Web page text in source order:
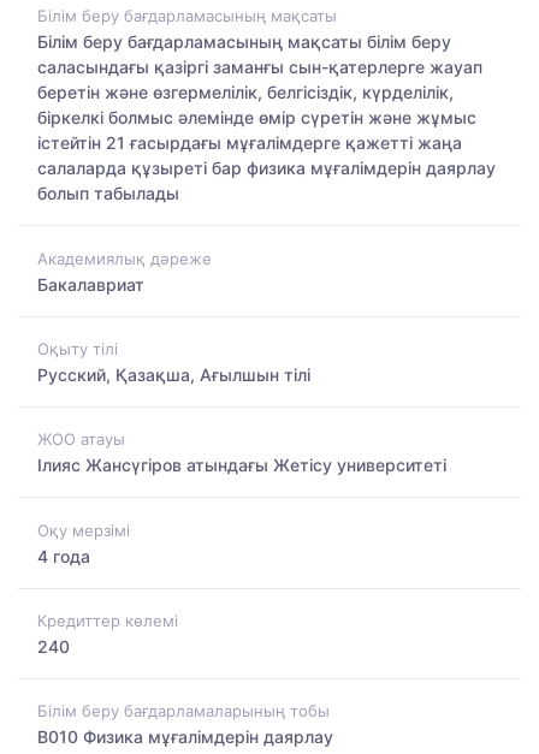
Білім беру бағдарламасының мақсаты
Білім беру бағдарламасының мақсаты білім беру
саласындағы қазіргі заманғы сын-қатерлерге жауап
беретін және өзгермелілік, белгісіздік, күрделілік,
біркелкі болмыс әлемінде өмір сүретін және жұмыс
істейтін 21 ғасырдағы мұғалімдерге қажетті жаңа
салаларда құзыреті бар физика мұғалімдерін даярлау
болып табылады
Академиялық дәреже
Бакалавриат
Оқыту тілі
Русский, Қазақша, Ағылшын тілі
ЖОО атауы
Ілияс Жансүгіров атындағы Жетісу университеті
Оқу мерзімі
4 года
Кредиттер көлемі
240
Білім беру бағдарламаларының тобы
B010 Физика мұғалімдерін даярлау